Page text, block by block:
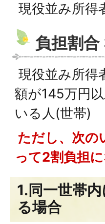
現役並み所得
負担割合
現役並み所得
額が145万円
いる人(世帯)
ただし、次の
って2割負担
1.同一世帯
る場合